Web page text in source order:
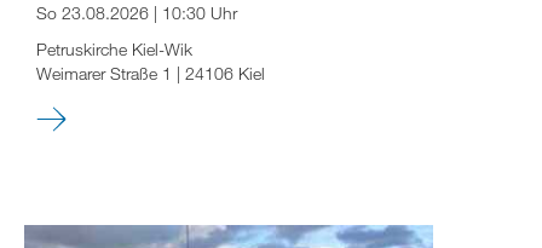
So 23.08.2026 | 10:30 Uhr
Petruskirche Kiel-Wik
Weimarer Straße 1 | 24106 Kiel